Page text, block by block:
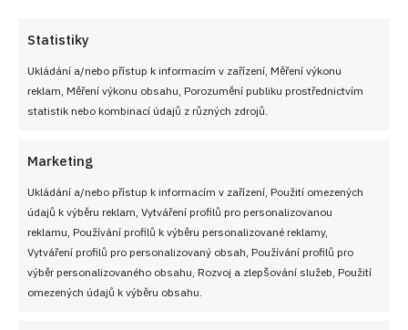
Statistiky
Ukládání a/nebo přístup k informacím v zařízení, Měření výkonu
reklam, Měření výkonu obsahu, Porozumění publiku prostřednictvím
statistik nebo kombinací údajů z různých zdrojů.
Marketing
Ukládání a/nebo přístup k informacím v zařízení, Použití omezených
údajů k výběru reklam, Vytváření profilů pro personalizovanou
reklamu, Používání profilů k výběru personalizované reklamy,
Vytváření profilů pro personalizovaný obsah, Používání profilů pro
výběr personalizovaného obsahu, Rozvoj a zlepšování služeb, Použití
omezených údajů k výběru obsahu.
NEPEČENÝ DEZERT NEPEČENÝ DORT RYCHLÝ DORT
SMETANA KE ŠLEHÁNÍ ZAKYSANÁ SMETANA